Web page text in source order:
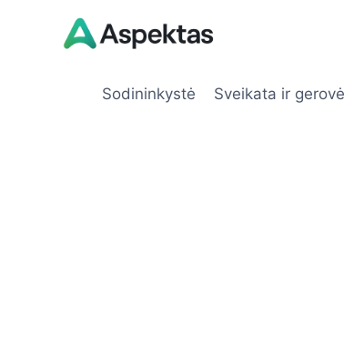
Sodininkystė Sveikata ir gerovė